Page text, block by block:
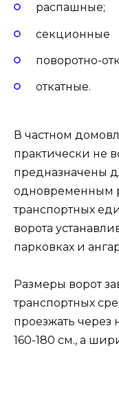
распашные;
секционные
поворотно-
откатные.
В частном
практически не
предназначены
одновременным
транспортных
ворота
парковках и
Размеры ворот
транспортных
проезжать через
160-180 см., а